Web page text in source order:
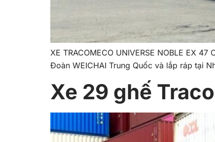
XE TRACOMECO UNIVERSE NOBLE EX
Đoàn WEICHAI Trung Quốc và lắp ráp tại
Xe 29 ghế